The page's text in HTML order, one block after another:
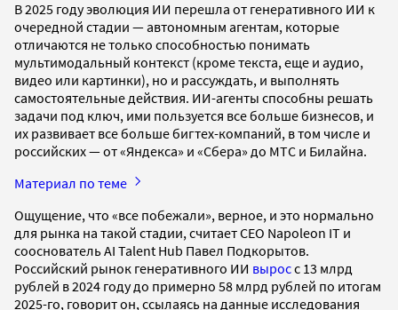
В 2025 году эволюция ИИ перешла от генеративного ИИ к
очередной стадии — автономным агентам, которые
отличаются не только способностью понимать
мультимодальный контекст (кроме текста, еще и аудио,
видео или картинки), но и рассуждать, и выполнять
самостоятельные действия. ИИ-агенты способны решать
задачи под ключ, ими пользуется все больше бизнесов, и
их развивает все больше бигтех-компаний, в том числе и
российских — от «Яндекса» и «Сбера» до МТС и Билайна.
Материал по теме
Ощущение, что «все побежали», верное, и это нормально
для рынка на такой стадии, считает CEO Napoleon IT и
сооснователь AI Talent Hub Павел Подкорытов.
Российский рынок генеративного ИИ выросс 13 млрд
рублей в 2024 году до примерно 58 млрд рублей по итогам
2025-го, говорит он, ссылаясь на данные исследования